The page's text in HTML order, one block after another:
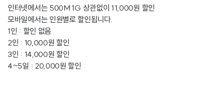
인터넷에서는 500M 1G 상관없이 11,000원 할인
모바일에서는 인원별로 할인됩니다.
1인 : 할인 없음
2인 : 10,000원 할인
3인 : 14,000원 할인
4~5일 : 20,000원 할인